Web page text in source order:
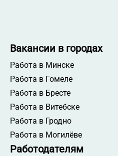
Вакансии в городах
Работа в Минске
Работа в Гомеле
Работа в Бресте
Работа в Витебске
Работа в Гродно
Работа в Могилёве
Работодателям